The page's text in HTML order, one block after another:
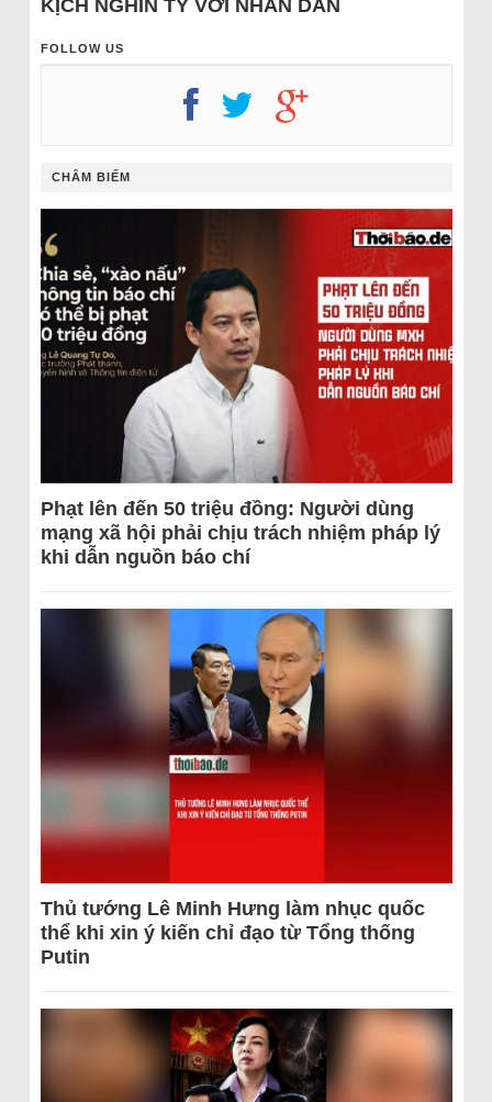
KỊCH NGHÌN TỶ VỚI NHÂN DÂN
FOLLOW US
CHÂM BIẾM
Phạt lên đến 50 triệu đồng: Người dùng
mạng xã hội phải chịu trách nhiệm pháp lý
khi dẫn nguồn báo chí
Thủ tướng Lê Minh Hưng làm nhục quốc
thể khi xin ý kiến chỉ đạo từ Tổng thống
Putin